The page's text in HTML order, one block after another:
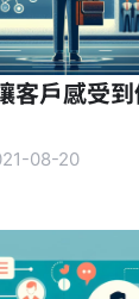
客戶感受
08-20